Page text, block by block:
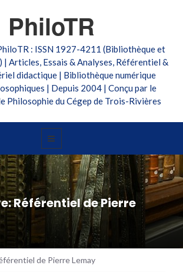
PhiloTR
: ISSN 1927-4211 (Bibliothèque et
| Articles, Essais & Analyses, Référentiel &
didactique | Bibliothèque numérique
| Depuis 2004 | Conçu par le
Philosophie du Cégep de Trois-Rivières
Référentiel de Pierre
de Pierre Lemay